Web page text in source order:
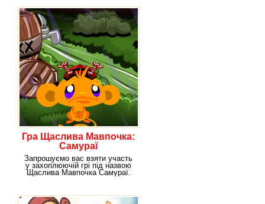
Гра Щаслива Мавпочка:
Самураї
Запрошуємо вас взяти участь
у захоплюючій грі під назвою
Щаслива Мавпочка Самураї.